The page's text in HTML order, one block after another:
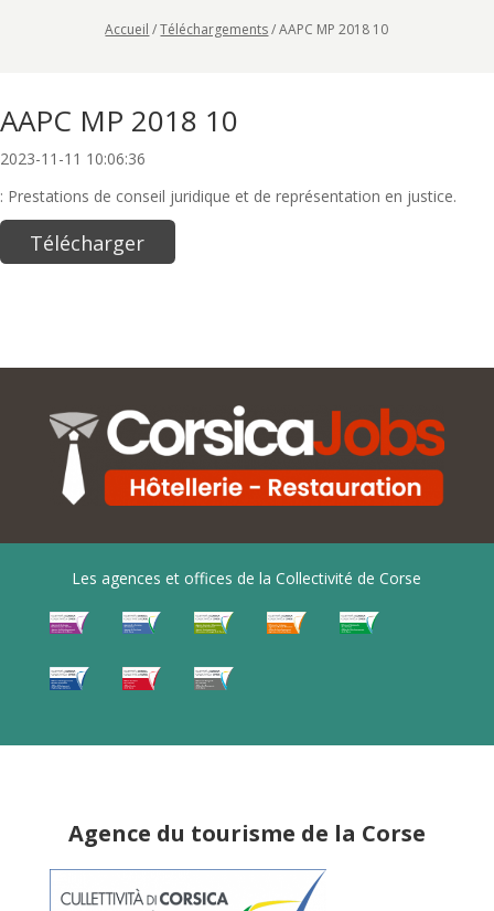
Accueil /Téléchargements/AAPC MP 2018 10
AAPC MP 2018 10
2023-11-11 10:06:36
: Prestations de conseil juridique et de représentation en justice.
Télécharger
Les agences et offices de la Collectivité de Corse
Agence du tourisme de la Corse